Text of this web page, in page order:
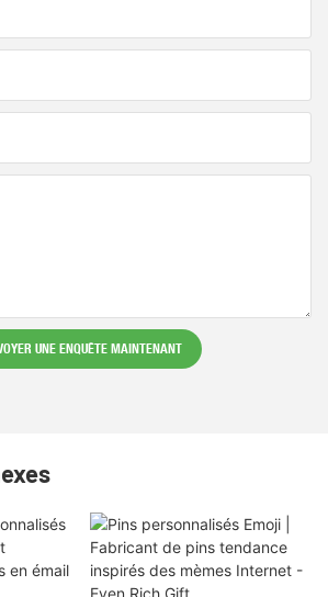
UNE ENQUÊTE MAINTENANT